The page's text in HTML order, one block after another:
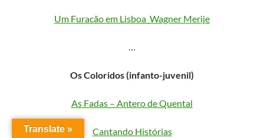
Um Furacão em Lisboa_Wagner Merije
Os Coloridos (infanto-juvenil)
As Fadas – Antero de Quental
Cantando Histórias
Translate »